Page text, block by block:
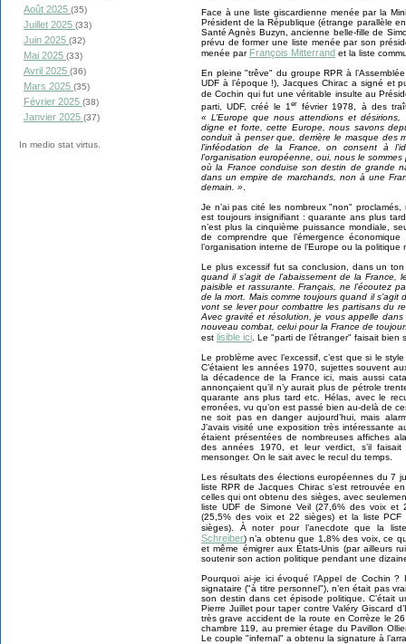
Août 2025 (35)
Juillet 2025 (33)
Juin 2025 (32)
Mai 2025 (33)
Avril 2025 (36)
Mars 2025 (35)
Février 2025 (38)
Janvier 2025 (37)
In medio stat virtus.
Face à une liste giscardienne menée par la
Président de la République (étrange parallèle
Santé Agnès Buzyn, ancienne belle-fille de
prévu de former une liste menée par son
menée par François Mitterrand et la liste
En pleine "trêve" du groupe RPR à
UDF à l’époque !), Jacques Chirac a signé et
de Cochin qui fut une véritable insulte au
parti, UDF, créé le 1er février 1978, à des
« L’Europe que nous attendions et
digne et forte, cette Europe, nous savons
conduit à penser que, derrière le masque des
l’inféodation de la France, on consent à
l’organisation européenne, oui, nous le
où la France conduise son destin de grande
dans un empire de marchands, non à une
demain. »
Je n’ai pas cité les nombreux "non"
est toujours insignifiant : quarante ans plus
n’est plus la cinquième puissance mondiale,
de comprendre que l’émergence
l’organisation interne de l’Europe ou la
Le plus excessif fut sa conclusion, dans un
quand il s’agit de l’abaissement de la France,
paisible et rassurante. Français, ne l’écoutez
de la mort. Mais comme toujours quand il
vont se lever pour combattre les partisans du
Avec gravité et résolution, je vous appelle
nouveau combat, celui pour la France de
est lisible ici . Le "parti de l’étranger" faisait bien
Le problème avec l’excessif, c’est que si le
C’étaient les années 1970, sujettes souvent
la décadence de la France ici, mais aussi
annonçaient qu’il n’y aurait plus de pétrole
quarante ans plus tard etc. Hélas, avec le
erronées, vu qu’on est passé bien au-delà de
ne soit pas en danger aujourd’hui, mais
J’avais visité une exposition très intéressante
étaient présentées de nombreuses affiches
des années 1970, et leur verdict, s’il
mensonger. On le sait avec le recul du temps.
Les résultats des élections européennes du 7
liste RPR de Jacques Chirac s’est retrouvée
celles qui ont obtenu des sièges, avec
liste UDF de Simone Veil (27,6% des voix et
(25,5% des voix et 22 sièges) et la liste
sièges). À noter pour l’anecdote que la
Schreiber) n’a obtenu que 1,8% des voix, ce
et même émigrer aux États-Unis (par ailleurs
soutenir son action politique pendant une
Pourquoi ai-je ici évoqué l’Appel de Cochin
signataire ("à titre personnel"), n’en était pas
son destin dans cet épisode politique. C’était
Pierre Juillet pour taper contre Valéry Giscard
très grave accident de la route en Corrèze le
chambre 119, au premier étage du Pavillon
Le couple "infernal" a obtenu la signature à